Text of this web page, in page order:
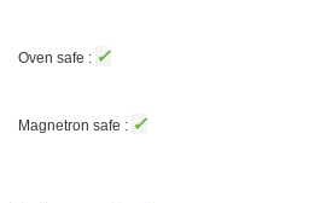
Oven safe : ✓
Magnetron safe : ✓